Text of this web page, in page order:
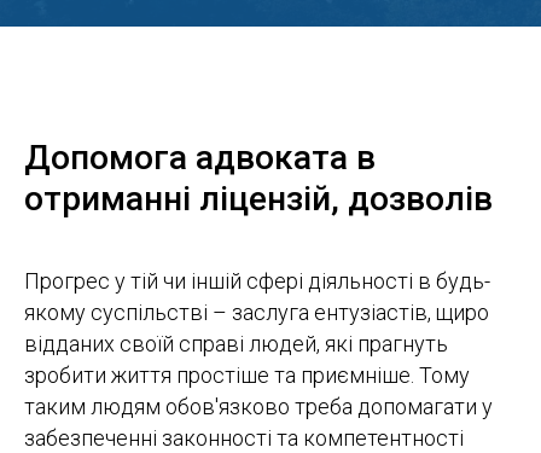
Допомога адвоката в
отриманні ліцензій, дозволів
Прогрес у тій чи іншій сфері діяльності в будь-
якому суспільстві – заслуга ентузіастів, щиро
відданих своїй справі людей, які прагнуть
зробити життя простіше та приємніше. Тому
таким людям обов'язково треба допомагати у
забезпеченні законності та компетентності